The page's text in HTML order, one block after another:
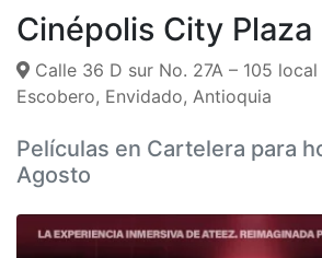
Cinépolis City Plaza
Calle 36 D sur No. 27A – 105
Escobero, Envidado, Antioquia
Películas en Cartelera para
Agosto